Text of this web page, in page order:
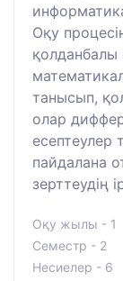
Оқу
қолданбалы
танысып,
олар
есептеулер
пайдалана
зерттеудің
Оқу жылы - 1
Семестр - 2
Несиелер - 6